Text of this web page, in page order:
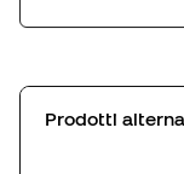
Prodotti